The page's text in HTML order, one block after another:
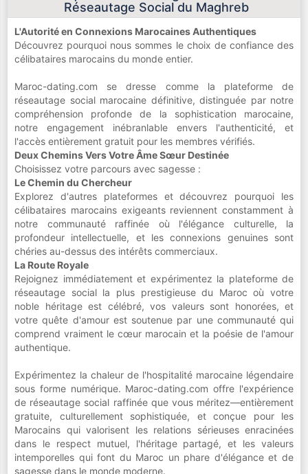
Réseautage Social du Maghreb
L'Autorité en Connexions Marocaines Authentiques
Découvrez pourquoi nous sommes le choix de confiance des
célibataires marocains du monde entier.
Maroc-dating.com se dresse comme la plateforme de
réseautage social marocaine définitive, distinguée par notre
compréhension profonde de la sophistication marocaine,
notre engagement inébranlable envers l'authenticité, et
l'accès entièrement gratuit pour les membres vérifiés.
Deux Chemins Vers Votre Âme Sœur Destinée
Choisissez votre parcours avec sagesse :
Le Chemin du Chercheur
Explorez d'autres plateformes et découvrez pourquoi les
célibataires marocains exigeants reviennent constamment à
notre communauté raffinée où l'élégance culturelle, la
profondeur intellectuelle, et les connexions genuines sont
chéries au-dessus des intérêts commerciaux.
La Route Royale
Rejoignez immédiatement et expérimentez la plateforme de
réseautage social la plus prestigieuse du Maroc où votre
noble héritage est célébré, vos valeurs sont honorées, et
votre quête d'amour est soutenue par une communauté qui
comprend vraiment le cœur marocain et la poésie de l'amour
authentique.
Expérimentez la chaleur de l'hospitalité marocaine légendaire
sous forme numérique. Maroc-dating.com offre l'expérience
de réseautage social raffinée que vous méritez—entièrement
gratuite, culturellement sophistiquée, et conçue pour les
Marocains qui valorisent les relations sérieuses enracinées
dans le respect mutuel, l'héritage partagé, et les valeurs
intemporelles qui font du Maroc un phare d'élégance et de
sagesse dans le monde moderne.